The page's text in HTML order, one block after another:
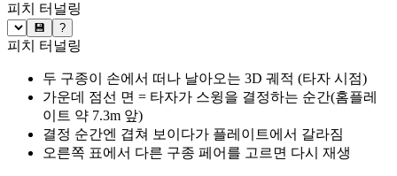
피치 터널링
💾 ?
피치 터널링
두 구종이 손에서 떠나 날아오는 3D 궤적 (타자 시점)
가운데 점선 면 = 타자가 스윙을 결정하는 순간(홈플레
이트 약 7.3m 앞)
결정 순간엔 겹쳐 보이다가 플레이트에서 갈라짐
오른쪽 표에서 다른 구종 페어를 고르면 다시 재생